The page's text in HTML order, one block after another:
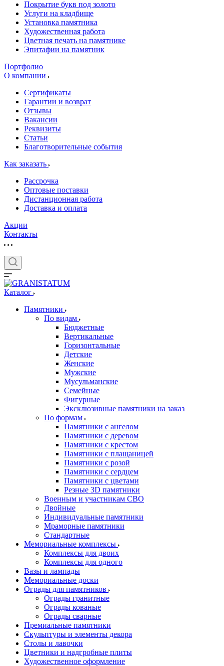
Покрытие букв под золото
Услуги на кладбище
Установка памятника
Художественная работа
Цветная печать на памятнике
Эпитафии на памятник
Портфолио
О компании
Сертификаты
Гарантии и возврат
Отзывы
Вакансии
Реквизиты
Статьи
Благотворительные события
Как заказать
Рассрочка
Оптовые поставки
Дистанционная работа
Доставка и оплата
Акции
Контакты
Каталог
Памятники
По видам
Бюджетные
Вертикальные
Горизонтальные
Детские
Женские
Мужские
Мусульманские
Семейные
Фигурные
Эксклюзивные памятники на заказ
По формам
Памятники с ангелом
Памятники с деревом
Памятники с крестом
Памятники с плащаницей
Памятники с розой
Памятники с сердцем
Памятники с цветами
Резные 3D памятники
Военным и участникам СВО
Двойные
Индивидуальные памятники
Мраморные памятники
Стандартные
Мемориальные комплексы
Комплексы для двоих
Комплексы для одного
Вазы и лампады
Мемориальные доски
Ограды для памятников
Ограды гранитные
Ограды кованые
Ограды сварные
Премиальные памятники
Скульптуры и элементы декора
Столы и лавочки
Цветники и надгробные плиты
Художественное оформление